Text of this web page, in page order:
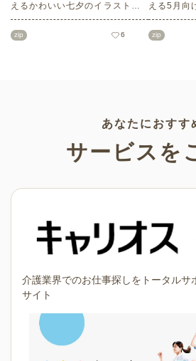
えるかわいい七夕のイラスト素
材をご紹介します。短冊の印刷
用テンプレート、飾り文字、使
zip 6
える5月向
数ご紹介
可愛くてお
さい！
zip
あなたにおすす
サービスを
介護業界でのお仕事探しをトータルサ
サイト